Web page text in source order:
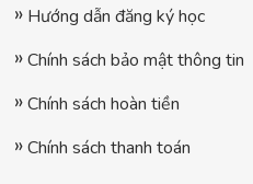
Hướng dẫn đăng ký học
Chính sách bảo mật thông tin
Chính sách hoàn tiền
Chính sách thanh toán